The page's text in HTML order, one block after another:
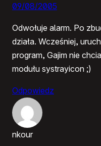
09/08/2005
Odwołuje alarm. Po
działa. Wcześniej,
program, Gajim nie
modułu systrayicon ;)
Odpowiedz
nkour